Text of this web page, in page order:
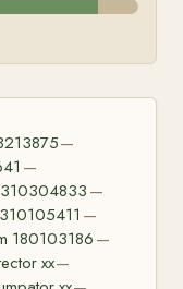
—
—
310304833—
—
180103186 —
xx—